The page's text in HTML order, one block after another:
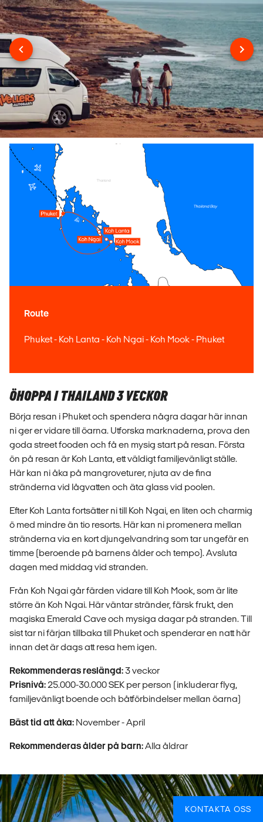
Route
Phuket - Koh Lanta - Koh Ngai - Koh Mook - Phuket
ÖHOPPA I THAILAND 3 VECKOR
Börja resan i Phuket och spendera några dagar här innan
ni ger er vidare till öarna. Utforska marknaderna, prova den
goda street fooden och få en mysig start på resan. Första
ön på resan är Koh Lanta, ett väldigt familjevänligt ställe.
Här kan ni åka på mangroveturer, njuta av de fina
stränderna vid lågvatten och äta glass vid poolen.
Efter Koh Lanta fortsätter ni till Koh Ngai, en liten och charmig
ö med mindre än tio resorts. Här kan ni promenera mellan
stränderna via en kort djungelvandring som tar ungefär en
timme (beroende på barnens ålder och tempo). Avsluta
dagen med middag vid stranden.
Från Koh Ngai går färden vidare till Koh Mook, som är lite
större än Koh Ngai. Här väntar stränder, färsk frukt, den
magiska Emerald Cave och mysiga dagar på stranden. Till
sist tar ni färjan tillbaka till Phuket och spenderar en natt här
innan det är dags att resa hem igen.
Rekommenderas reslängd:3 veckor
Prisnivå: 25.000-30.000 SEK per person (inkluderar flyg,
familjevänligt boende och båtförbindelser mellan öarna)
Bäst tid att åka: November - April
Rekommenderas ålder på barn:Alla åldrar
KONTAKTA OSS